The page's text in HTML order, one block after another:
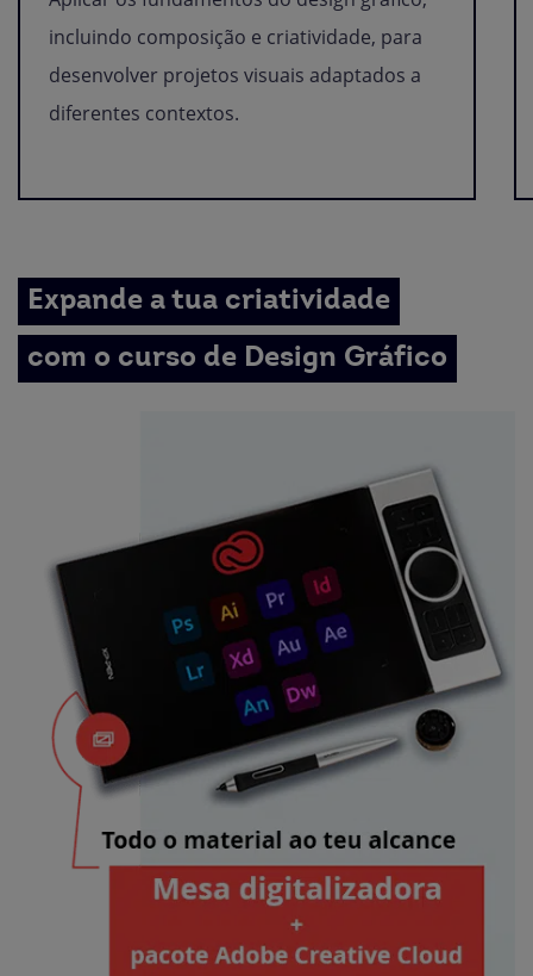
incluindo composição e criatividade, para
desenvolver projetos visuais adaptados a
diferentes contextos.
Expande a tua criatividade
com o curso de Design Gráfico